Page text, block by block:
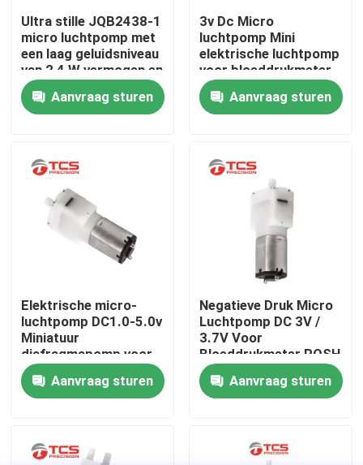
Producten
VR-show
Fabriekstocht
Kwaliteitscontrole
Neem contact met ons op
Nieuws
Bloggen
Ultra stille JQB2438-1
micro luchtpomp met
een laag geluidsniveau
van 2,4 W vermogen en
doorstroming
Aanvraag sturen
3v Dc Micro
luchtpomp Mini
elektrische luchtpomp
voor bloeddrukmeter
Aanvraag sturen
Elektrische micro-
luchtpomp DC1.0-5.0v
Miniatuur
diafragmapomp voor
speelgoedtoepassingen
Aanvraag sturen
Negatieve Druk Micro
Luchtpomp DC 3V /
3.7V Voor
Bloeddrukmeter ROSH
Aanvraag sturen